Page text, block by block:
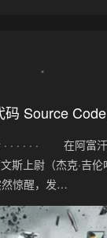
码 Source
· · · · · · 在阿富
斯上尉（杰克·吉
惊醒，发…